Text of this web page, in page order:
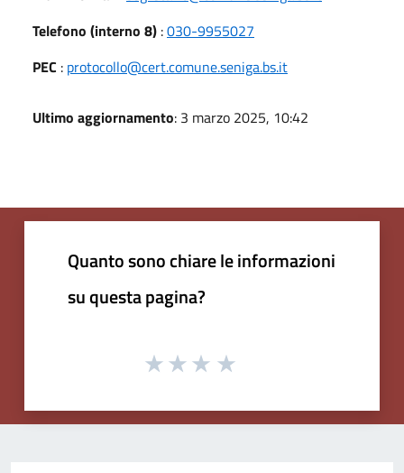
Telefono (interno 8) :030-9955027
PEC : protocollo@cert.comune.seniga.bs.it
Ultimo aggiornamento: 3 marzo 2025, 10:42
Quanto sono chiare le informazioni
su questa pagina?